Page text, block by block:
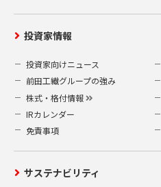
投資家情報
投資家向けニュース
前田工繊グループの強み
株式・格付情報
IRカレンダー
免責事項
サステナビリティ